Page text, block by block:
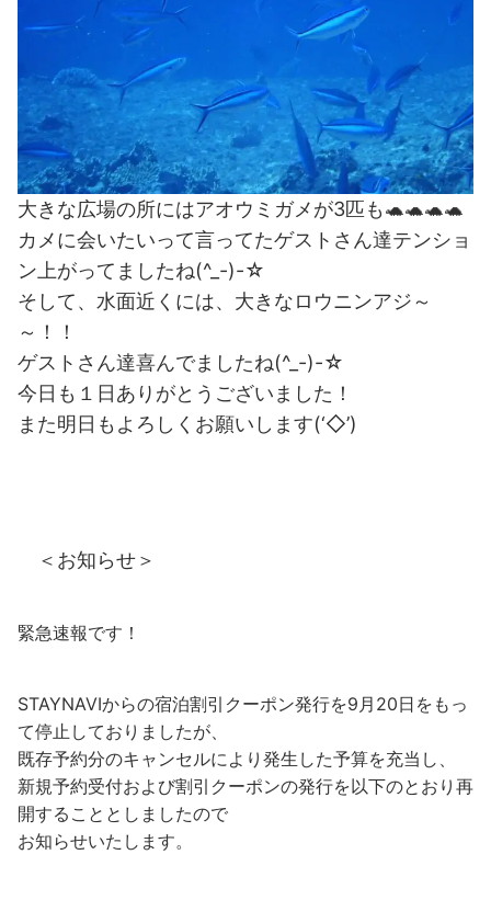
大きな広場の所にはアオウミガメが3匹も🐢🐢🐢🐢
カメに会いたいって言ってたゲストさん達テンショ
ン上がってましたね(^_-)-☆
そして、水面近くには、大きなロウニンアジ～
～！！
ゲストさん達喜んでましたね(^_-)-☆
今日も１日ありがとうございました！
また明日もよろしくお願いします(‘◇’)ゞ
＜お知らせ＞
緊急速報です！
STAYNAVIからの宿泊割引クーポン発行を9月20日をもっ
て停止しておりましたが、
既存予約分のキャンセルにより発生した予算を充当し、
新規予約受付および割引クーポンの発行を以下のとおり再
開することとしましたので
お知らせいたします。